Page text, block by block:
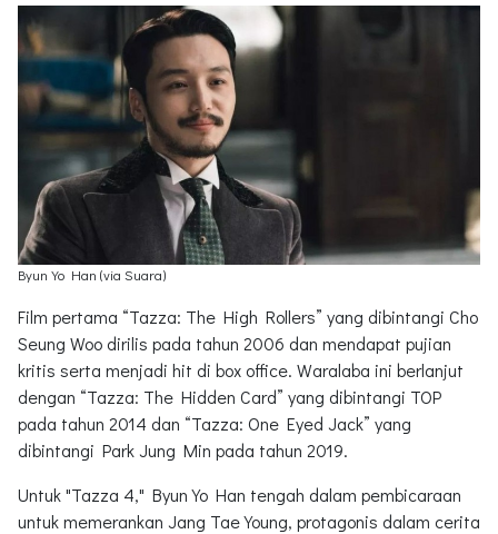
Byun Yo Han (via Suara)
Film pertama “Tazza: The High Rollers” yang dibintangi Cho
Seung Woo dirilis pada tahun 2006 dan mendapat pujian
kritis serta menjadi hit di box office. Waralaba ini berlanjut
dengan “Tazza: The Hidden Card” yang dibintangi TOP
pada tahun 2014 dan “Tazza: One Eyed Jack” yang
dibintangi Park Jung Min pada tahun 2019.
Untuk "Tazza 4," Byun Yo Han tengah dalam pembicaraan
untuk memerankan Jang Tae Young, protagonis dalam cerita